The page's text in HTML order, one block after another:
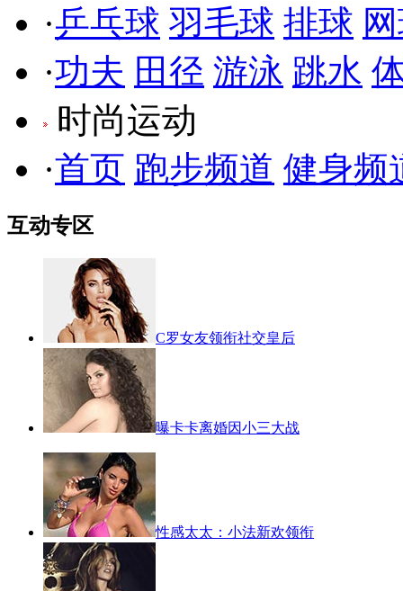
·乒乓球 羽毛球 排球
·功夫 田径 游泳 跳水
时尚运动
·首页 跑步频道 健身频
互动专区
C罗女友领衔社交皇后
曝卡卡离婚因小三大战
性感太太：小法新欢领衔